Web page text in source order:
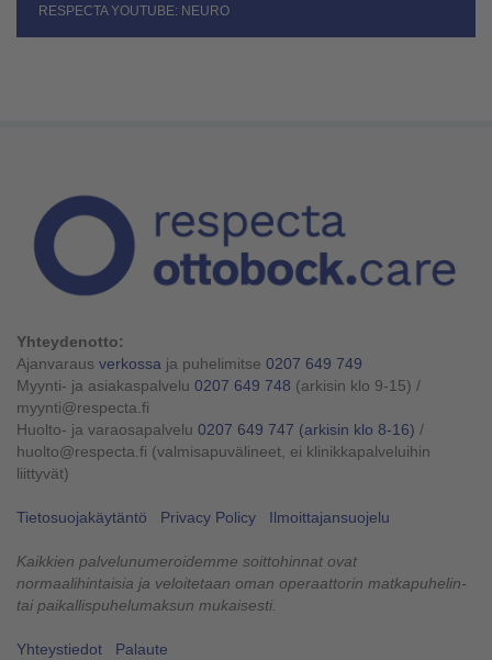
RESPECTA YOUTUBE: NEURO
Yhteydenotto:
Ajanvaraus verkossa ja puhelimitse 0207 649 749
Myynti- ja asiakaspalvelu 0207 649 748 (arkisin klo 9-15) /
myynti@respecta.fi
Huolto- ja varaosapalvelu 0207 649 747 (arkisin klo 8-16) /
huolto@respecta.fi (valmisapuvälineet, ei klinikkapalveluihin
liittyvät)
Tietosuojakäytäntö Privacy Policy Ilmoittajansuojelu
Kaikkien palvelunumeroidemme soittohinnat ovat
normaalihintaisia ja veloitetaan oman operaattorin matkapuhelin-
tai paikallispuhelumaksun mukaisesti.
Yhteystiedot
Palaute